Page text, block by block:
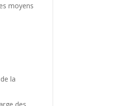
moyens
la